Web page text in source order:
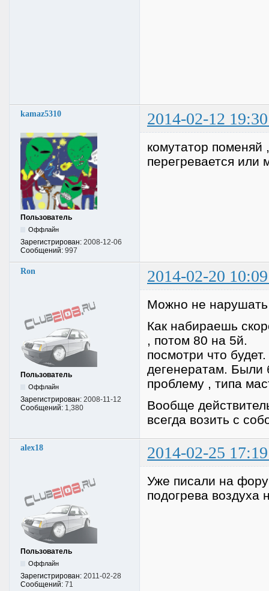
kamaz5310 2014-02-12
Пользователь
Оффлайн
Зарегистрирован: 2008-12-06
Сообщений: 997
комутатор поменяй
перегревается или
Ron 2014-02-20
Пользователь
Оффлайн
Зарегистрирован: 2008-11-12
Сообщений: 1,380
Можно не
Как набираешь
, потом 80 на 5й.
посмотри что
дегенератам.
проблему , типа
Вообще
всегда возить с
alex18 2014-02-25
Пользователь
Оффлайн
Зарегистрирован: 2011-02-28
Сообщений: 71
Уже писали на
подогрева воздуха